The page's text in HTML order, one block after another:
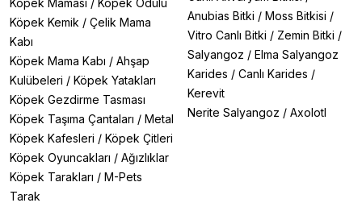
Köpek Maması / Köpek Ödülü
Köpek Kemik / Çelik Mama
Kabı
Köpek Mama Kabı / Ahşap
Kulübeleri / Köpek Yatakları
Köpek Gezdirme Tasması
Köpek Taşıma Çantaları / Metal
Köpek Kafesleri / Köpek Çitleri
Köpek Oyuncakları / Ağızlıklar
Köpek Tarakları / M-Pets
Tarak
Anubias Bitki / Moss Bitkisi /
Vitro Canlı Bitki / Zemin Bitki /
Salyangoz / Elma Salyangoz
Karides / Canlı Karides /
Kerevit
Nerite Salyangoz / Axolotl